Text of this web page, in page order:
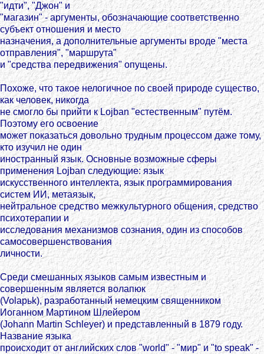
"идти", "Джон" и
"магазин" - аргументы, обозначающие соответственно
субъект отношения и место
назначения, а дополнительные аргументы вроде "места
отправления", "маршрута"
и "средства передвижения" опущены.
Похоже, что такое нелогичное по своей природе существо,
как человек, никогда
не смогло бы прийти к Lojban "естественным" путём.
Поэтому его освоение
может показаться довольно трудным процессом даже тому,
кто изучил не один
иностранный язык. Основные возможные сферы
применения Lojban следующие: язык
искусственного интеллекта, язык программирования
систем ИИ, метаязык,
нейтральное средство межкультурного общения, средство
психотерапии и
исследования механизмов сознания, один из способов
самосовершенствования
личности.
Среди смешанных языков самым известным и
совершенным является волапюк
(Volapьk), разработанный немецким священником
Иоганном Мартином Шлейером
(Johann Martin Schleyer) и представленный в 1879 году.
Название языка
происходит от английских слов "world" - "мир" и "to speak" -